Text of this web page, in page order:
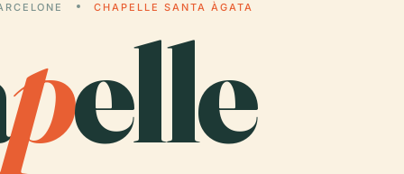
CHAPELLE SANTA ÀGATA
pelle